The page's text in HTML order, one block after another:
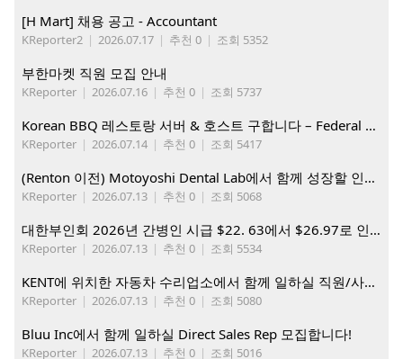
[H Mart] 채용 공고 - Accountant
KReporter2 | 2026.07.17 | 추천 0 | 조회 5352
부한마켓 직원 모집 안내
KReporter | 2026.07.16 | 추천 0 | 조회 5737
Korean BBQ 레스토랑 서버 & 호스트 구합니다 – Federal Way & Tacoma $45-$60/hr (server), $21-23/hr (Host)
KReporter | 2026.07.14 | 추천 0 | 조회 5417
(Renton 이전) Motoyoshi Dental Lab에서 함께 성장할 인재를 모십니다.
KReporter | 2026.07.13 | 추천 0 | 조회 5068
대한부인회 2026년 간병인 시급 $22. 63에서 $26.97로 인상. 지금 간병인들을 모집합니다
KReporter | 2026.07.13 | 추천 0 | 조회 5534
KENT에 위치한 자동차 수리업소에서 함께 일하실 직원/사무직원 구합니다.
KReporter | 2026.07.13 | 추천 0 | 조회 5080
Bluu Inc에서 함께 일하실 Direct Sales Rep 모집합니다!
KReporter | 2026.07.13 | 추천 0 | 조회 5016